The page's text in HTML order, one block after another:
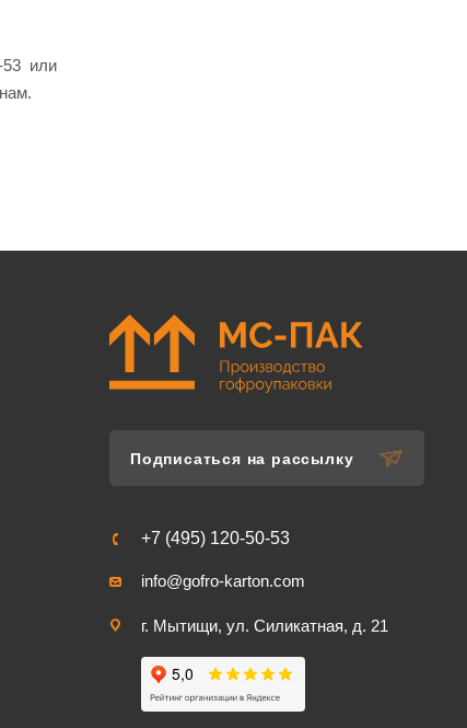
или
Подписаться на рассылку
+7 (495) 120-50-53
info@gofro-karton.com
г. Мытищи, ул. Силикатная, д. 21